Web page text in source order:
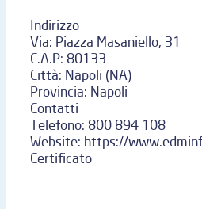
Indirizzo
Via: Piazza Masaniello, 31
C.A.P: 80133
Città: Napoli (NA)
Provincia: Napoli
Contatti
Telefono: 800 894 108
Website: https://
Certificato